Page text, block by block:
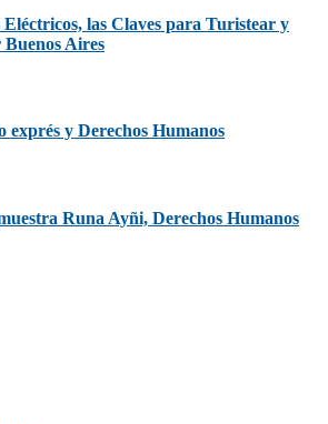
Eléctricos, las Claves para Turistear y
Buenos Aires
exprés y Derechos Humanos
Runa Ayñi, Derechos Humanos